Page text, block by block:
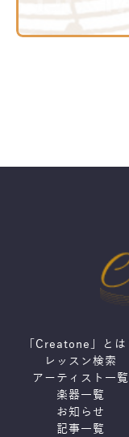
「Creatone」とは
レッスン検索
アーティスト一覧
楽器一覧
お知らせ
記事一覧